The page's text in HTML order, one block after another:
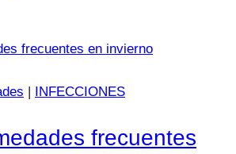
| INFECCIONES
frecuentes